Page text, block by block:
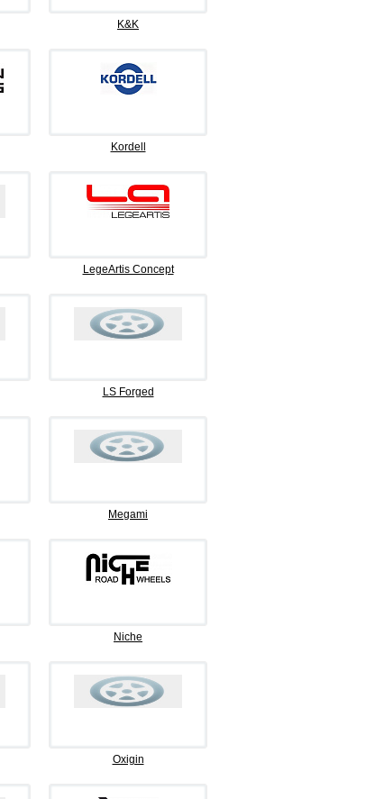
K&K
Kordell
LegeArtis Concept
LS Forged
Megami
Niche
Oxigin